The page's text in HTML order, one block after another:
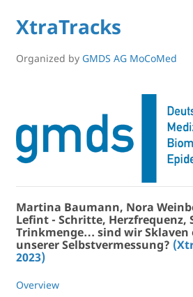
XtraTracks
Organized by GMDS AG MoCoMed
Martina Baumann, Nora
Lefint - Schritte, Herzfrequenz,
Trinkmenge… sind wir Sklaven
unserer Selbstvermessung?
2023)
Overview